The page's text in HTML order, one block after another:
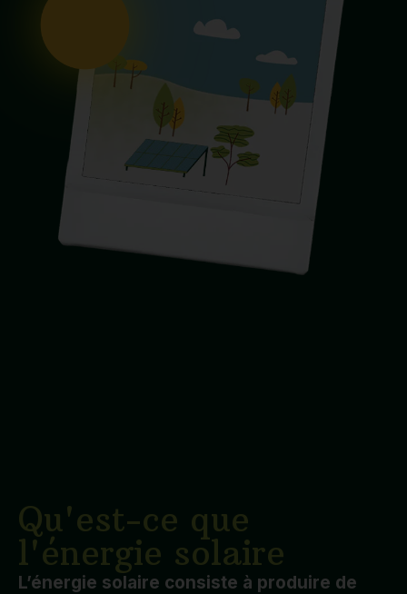
Qu'est-ce que
l'énergie solaire
L’énergie solaire consiste à produire de